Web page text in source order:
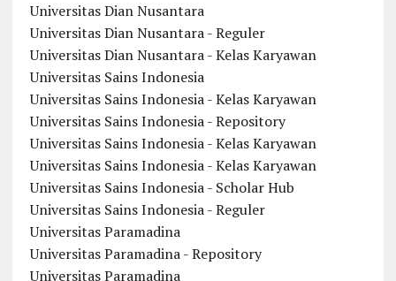
Universitas Dian Nusantara
Universitas Dian Nusantara - Reguler
Universitas Dian Nusantara - Kelas Karyawan
Universitas Sains Indonesia
Universitas Sains Indonesia - Kelas Karyawan
Universitas Sains Indonesia - Repository
Universitas Sains Indonesia - Kelas Karyawan
Universitas Sains Indonesia - Kelas Karyawan
Universitas Sains Indonesia - Scholar Hub
Universitas Sains Indonesia - Reguler
Universitas Paramadina
Universitas Paramadina - Repository
Universitas Paramadina